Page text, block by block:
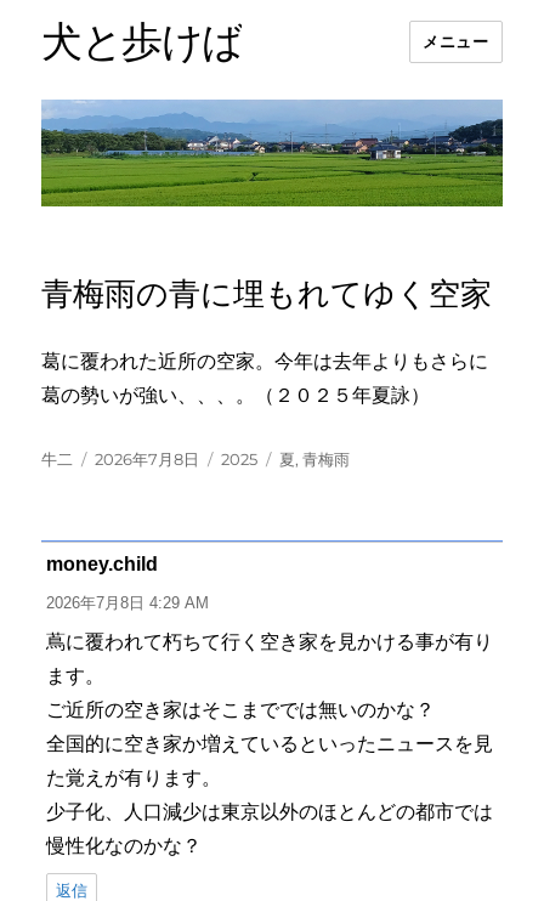
犬と歩けば メニュー
青梅雨の青に埋もれてゆく空家
葛に覆われた近所の空家。今年は去年よりもさらに
葛の勢いが強い、、、。（２０２５年夏詠）
投
牛二
投
2026年7月8日
カ
2025
タ
夏,青梅雨
money.child
り:
2026年7月8日 4:29 AM
蔦に覆われて朽ちて行く空き家を見かける事が有り
ます。
ご近所の空き家はそこまででは無いのかな？
全国的に空き家か増えているといったニュースを見
た覚えが有ります。
少子化、人口減少は東京以外のほとんどの都市では
慢性化なのかな？
返信